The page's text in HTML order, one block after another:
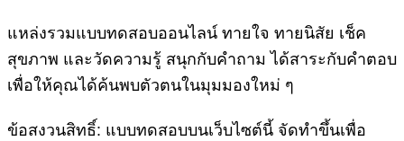
แหล่งรวมแบบทดสอบออนไลน์ ทายใจ ทายนิสัย เช็ค
สุขภาพ และวัดความรู้ สนุกกับคำถาม ได้สาระกับคำตอบ
เพื่อให้คุณได้ค้นพบตัวตนในมุมมองใหม่ ๆ
ข้อสงวนสิทธิ์: แบบทดสอบบนเว็บไซต์นี้ จัดทำขึ้นเพื่อ